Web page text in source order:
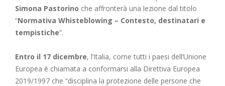
Simona Pastorino che affronterà una lezione dal titolo
“Normativa Whisteblowing – Contesto, destinatari e
tempistiche”.
Entro il 17 dicembre, l’Italia, come tutti i paesi dell’Unione
Europea è chiamata a conformarsi alla Direttiva Europea
2019/1997 che “disciplina la protezione delle persone che